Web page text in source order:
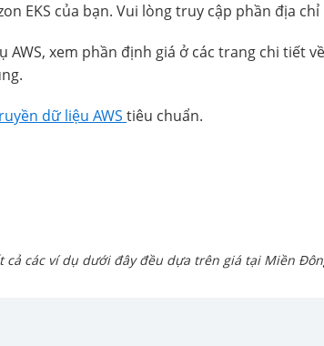
EKS của bạn. Vui lòng truy cập phần địa
xem phần định giá ở các trang chi tiết
dữ liệu AWS tiêu chuẩn.
cả các ví dụ dưới đây đều dựa trên giá tại Miền